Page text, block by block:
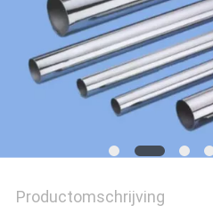
Productomschrijving